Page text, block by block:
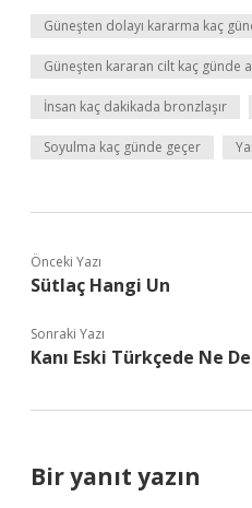
Güneşten dolayı kararma kaç
Güneşten kararan cilt kaç günde
İnsan kaç dakikada bronzlaşır
Soyulma kaç günde geçer
Önceki Yazı
Sütlaç Hangi Un
Sonraki Yazı
Kanı Eski Türkçede Ne
Bir yanıt yazın